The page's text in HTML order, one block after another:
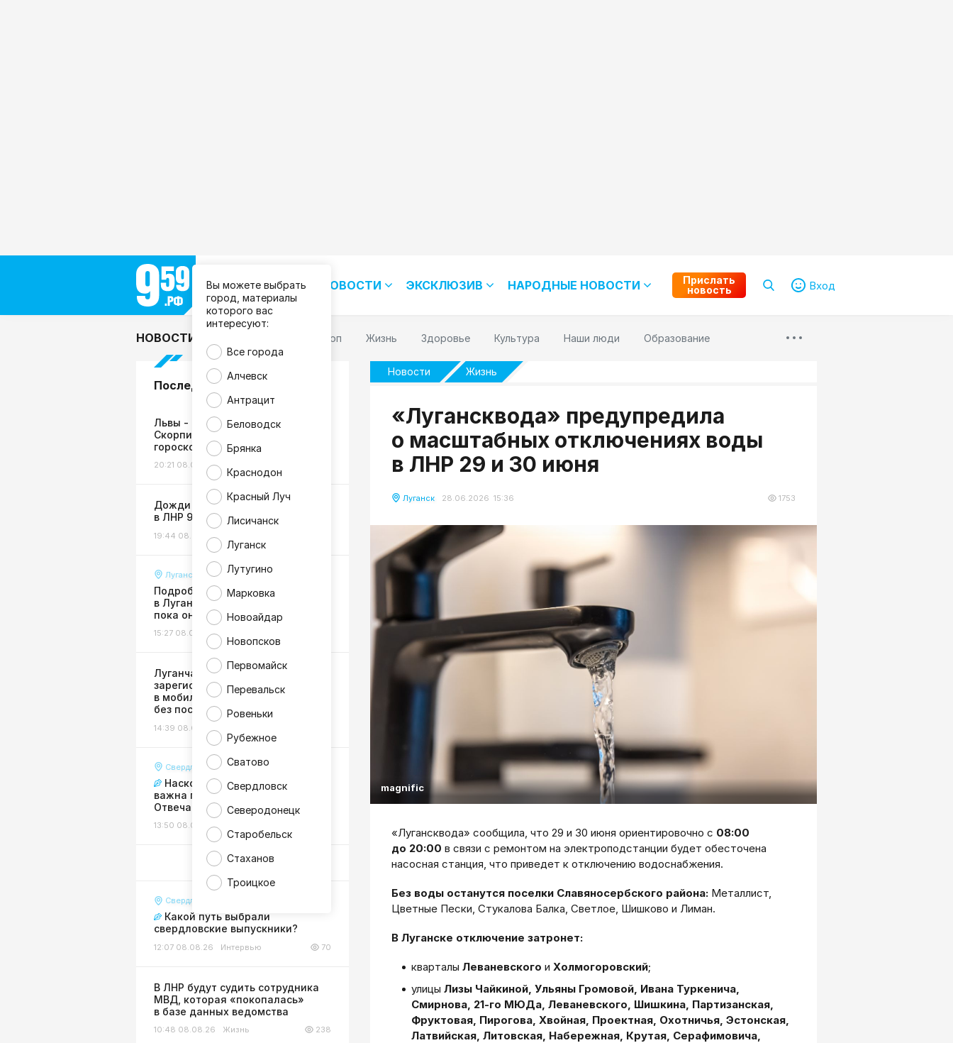
Все города
Вы можете выбрать
город, материалы
которого вас
интересуют:
Все города
Алчевск
Антрацит
Беловодск
Брянка
Краснодон
Красный Луч
Лисичанск
Луганск
Лутугино
Марковка
Новоайдар
Новопсков
Первомайск
Перевальск
Ровеньки
Рубежное
Сватово
Свердловск
Северодонецк
Старобельск
Стаханов
Троицкое
НОВОСТИ ЭКСКЛЮЗИВ НАРОДНЫЕ НОВОСТИ
Прислать
новость
Вход
НОВОСТИ Гороскоп Жизнь Здоровье Культура Наши люди Образование
Последние новости
Львы - побалуйте себя,
Скорпионы - займитесь спортом:
гороскоп на 9 августа
20:21 08.08.26
Дожди с грозами ожидаются
в ЛНР 9 августа
19:44 08.08.26
Луганск
Подробности страшной аварии
в Луганске: пенсионерку сбили,
пока она сидела на лавочке
15:27 08.08.26
Луганчане могут
зарегистрировать бизнес
в мобильном приложении Сбера
без посещения налоговой
14:39 08.08.26
Свердловск
Насколько для Свердловска
важна помощь регионов-шефов?
Отвечают горожане
13:50 08.08.26
Свердловск
Какой путь выбрали
свердловские выпускники?
12:07 08.08.26 Интервью 70
В ЛНР будут судить сотрудника
МВД, которая «покопалась»
в базе данных ведомства
10:48 08.08.26 Жизнь 238
Новости Жизнь
«Лугансквода» предупредила
о масштабных отключениях воды
в ЛНР 29 и 30 июня
Луганск 28.06.2026 15:36 1753
magnific
«Лугансквода» сообщила, что 29 и 30 июня ориентировочно с 08:00
до 20:00 в связи с ремонтом на электроподстанции будет обесточена
насосная станция, что приведет к отключению водоснабжения.
Без воды останутся поселки Славяносербского района: Металлист,
Цветные Пески, Стукалова Балка, Светлое, Шишково и Лиман.
В Луганске отключение затронет:
кварталы Леваневского и Холмогоровский;
улицы Лизы Чайкиной, Ульяны Громовой, Ивана Туркенича,
Смирнова, 21-го МЮДа, Леваневского, Шишкина, Партизанская,
Фруктовая, Пирогова, Хвойная, Проектная, Охотничья, Эстонская,
Латвийская, Литовская, Набережная, Крутая, Серафимовича,